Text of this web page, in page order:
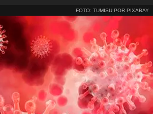
FOTO: TUMISU POR PIXABAY